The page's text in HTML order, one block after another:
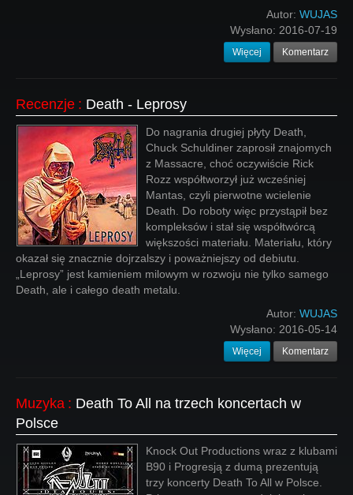
Autor: WUJAS
Wysłano: 2016-07-19
Więcej Komentarz
Recenzje : Death - Leprosy
Do nagrania drugiej płyty Death,
Chuck Schuldiner zaprosił znajomych
z Massacre, choć oczywiście Rick
Rozz współtworzył już wcześniej
Mantas, czyli pierwotne wcielenie
Death. Do roboty więc przystąpił bez
kompleksów i stał się współtwórcą
większości materiału. Materiału, który
okazał się znacznie dojrzalszy i poważniejszy od debiutu.
„Leprosy” jest kamieniem milowym w rozwoju nie tylko samego
Death, ale i całego death metalu.
Autor: WUJAS
Wysłano: 2016-05-14
Więcej Komentarz
Muzyka : Death To All na trzech koncertach w
Polsce
Knock Out Productions wraz z klubami
B90 i Progresją z dumą prezentują
trzy koncerty Death To All w Polsce.